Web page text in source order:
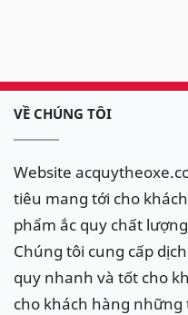
VỀ CHÚNG TÔI
Website
tiêu mang tới cho
phẩm ắc quy chất
Chúng tôi cung cấp
quy nhanh và tốt cho
cho khách hàng